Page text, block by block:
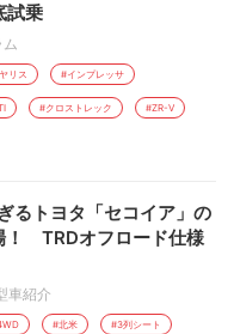
試乗
ム
リス #インプレッサ
#クロストレック #ZR-V
るトヨタ「セコイア」の
！ TRDオフロード仕様
車紹介
#北米 #3列シート